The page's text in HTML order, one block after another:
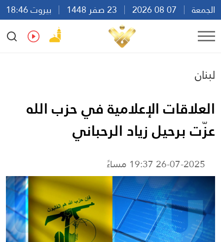
الجمعة
بيروت 18:46
Ar
En Fr Es
لبنان
العلاقات الإعلامية في حزب الله
عزّت برحيل زياد الرحباني
26-07-2025 19:37 مساءً